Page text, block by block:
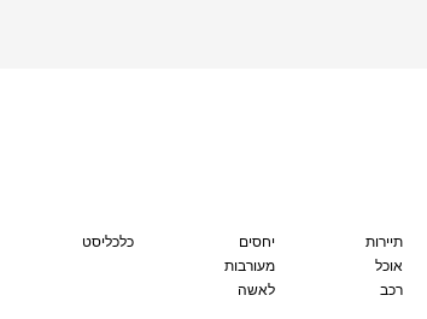
תיירות
אוכל
רכב
יחסים
מעורבות
לאשה
כלכליסט